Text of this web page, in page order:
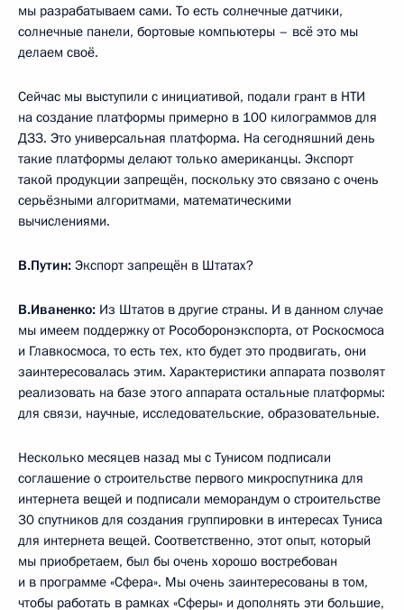
мы разрабатываем сами. То есть солнечные датчики,
солнечные панели, бортовые компьютеры – всё это мы
делаем своё.
Сейчас мы выступили с инициативой, подали грант в НТИ
на создание платформы примерно в 100 килограммов для
ДЗЗ. Это универсальная платформа. На сегодняшний день
такие платформы делают только американцы. Экспорт
такой продукции запрещён, поскольку это связано с очень
серьёзными алгоритмами, математическими
вычислениями.
В.Путин: Экспорт запрещён в Штатах?
В.Иваненко: Из Штатов в другие страны. И в данном случае
мы имеем поддержку от Рособоронэкспорта, от Роскосмоса
и Главкосмоса, то есть тех, кто будет это продвигать, они
заинтересовалась этим. Характеристики аппарата позволят
реализовать на базе этого аппарата остальные платформы:
для связи, научные, исследовательские, образовательные.
Несколько месяцев назад мы с Тунисом подписали
соглашение о строительстве первого микроспутника для
интернета вещей и подписали меморандум о строительстве
30 спутников для создания группировки в интересах Туниса
для интернета вещей. Соответственно, этот опыт, который
мы приобретаем, был бы очень хорошо востребован
и в программе «Сфера». Мы очень заинтересованы в том,
чтобы работать в рамках «Сферы» и дополнять эти большие,